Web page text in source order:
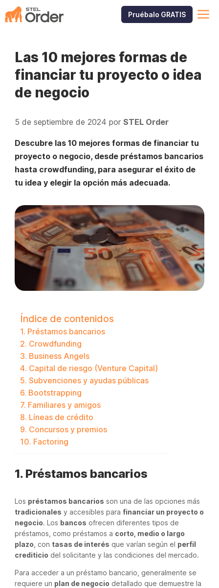
Saltar
al
Pruébalo GRATIS
Las 10 mejores formas de
financiar tu proyecto o idea
de negocio
5 de septiembre de 2024 por STEL Order
Descubre las 10 mejores formas de financiar tu
proyecto o negocio, desde préstamos bancarios
hasta crowdfunding, para asegurar el éxito de
tu idea y elegir la opción más adecuada.
Índice de contenidos
1. Préstamos bancarios
2. Crowdfunding
3. Business Angels
4. Capital de riesgo (Venture Capital)
5. Subvenciones y ayudas públicas
6. Bootstrapping
7. Familiares y amigos
8. Líneas de crédito
9. Concursos y premios
10. Factoring
1. Préstamos bancarios
Los préstamos bancarios son una de las opciones más
tradicionales y accesibles para financiar un proyecto o
negocio. Los bancos ofrecen diferentes tipos de
préstamos, como préstamos a corto, medio o largo
plazo , con tasas de interés que varían según el perfil
crediticio del solicitante y las condiciones del mercado.
Para acceder a un préstamo bancario, generalmente se
requiere un plan de negocio detallado que demuestre la